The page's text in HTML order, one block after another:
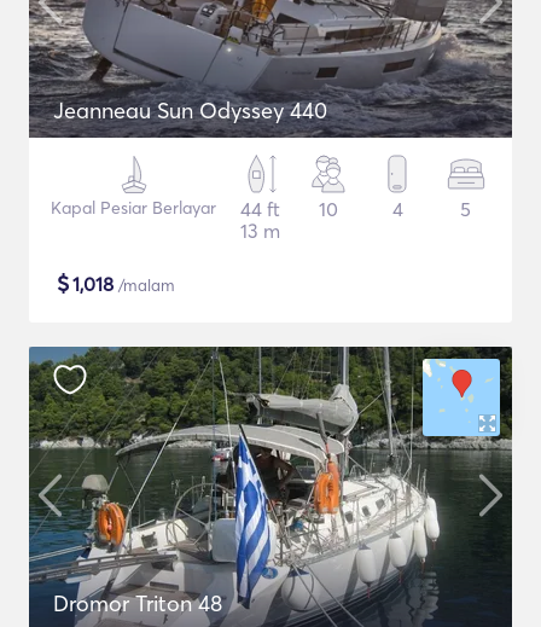
Jeanneau Sun Odyssey 440
Kapal Pesiar Berlayar
44 ft
13 m
10 4 5
$1,018 /malam
Dromor Triton 48